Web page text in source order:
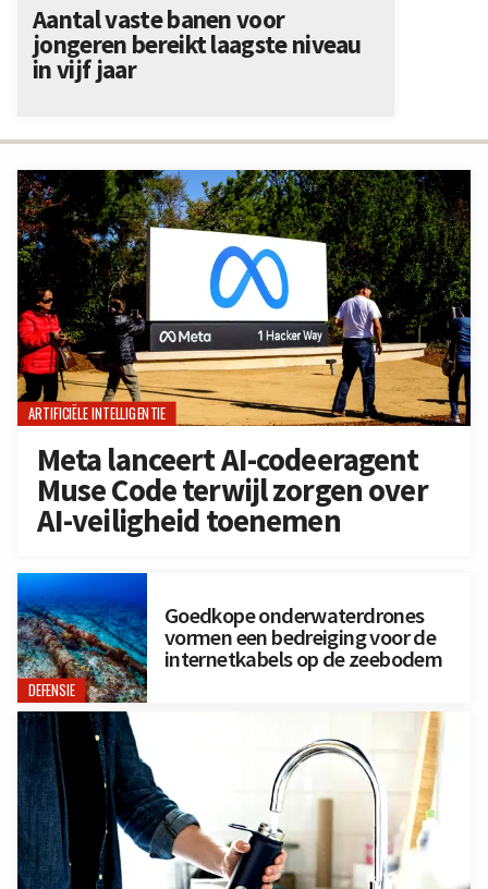
ARTIFICIËLE INTELLIGENTIE
Meta lanceert AI-codeeragent
Muse Code terwijl zorgen over
AI-veiligheid toenemen
DEFENSIE
Goedkope onderwaterdrones
vormen een bedreiging voor de
internetkabels op de zeebodem
Aantal vaste banen voor
jongeren bereikt laagste niveau
in vijf jaar